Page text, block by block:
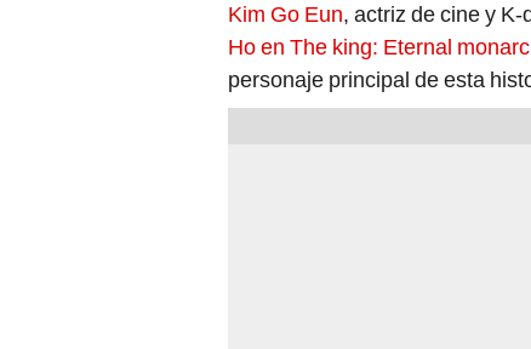
Kim Go Eun, actriz de cine y
Ho en The king: Eternal
personaje principal de esta